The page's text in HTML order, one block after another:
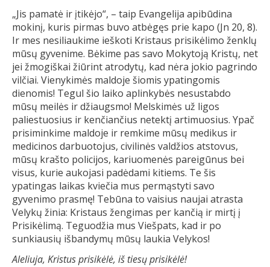
„Jis pamatė ir įtikėjo“, – taip Evangelija apibūdina
mokinį, kuris pirmas buvo atbėgęs prie kapo (Jn 20, 8).
Ir mes nesiliaukime ieškoti Kristaus prisikėlimo ženklų
mūsų gyvenime. Bėkime pas savo Mokytoją Kristų, net
jei žmogiškai žiūrint atrodytų, kad nėra jokio pagrindo
vilčiai. Vienykimės maldoje šiomis ypatingomis
dienomis! Tegul šio laiko aplinkybės nesustabdo
mūsų meilės ir džiaugsmo! Melskimės už ligos
paliestuosius ir kenčiančius netektį artimuosius. Ypač
prisiminkime maldoje ir remkime mūsų medikus ir
medicinos darbuotojus, civilinės valdžios atstovus,
mūsų krašto policijos, kariuomenės pareigūnus bei
visus, kurie aukojasi padėdami kitiems. Te šis
ypatingas laikas kviečia mus permąstyti savo
gyvenimo prasmę! Tebūna to vaisius naujai atrasta
Velykų žinia: Kristaus žengimas per kančią ir mirtį į
Prisikėlimą. Teguodžia mus Viešpats, kad ir po
sunkiausių išbandymų mūsų laukia Velykos!
Aleliuja, Kristus prisikėlė, iš tiesų prisikėlė!